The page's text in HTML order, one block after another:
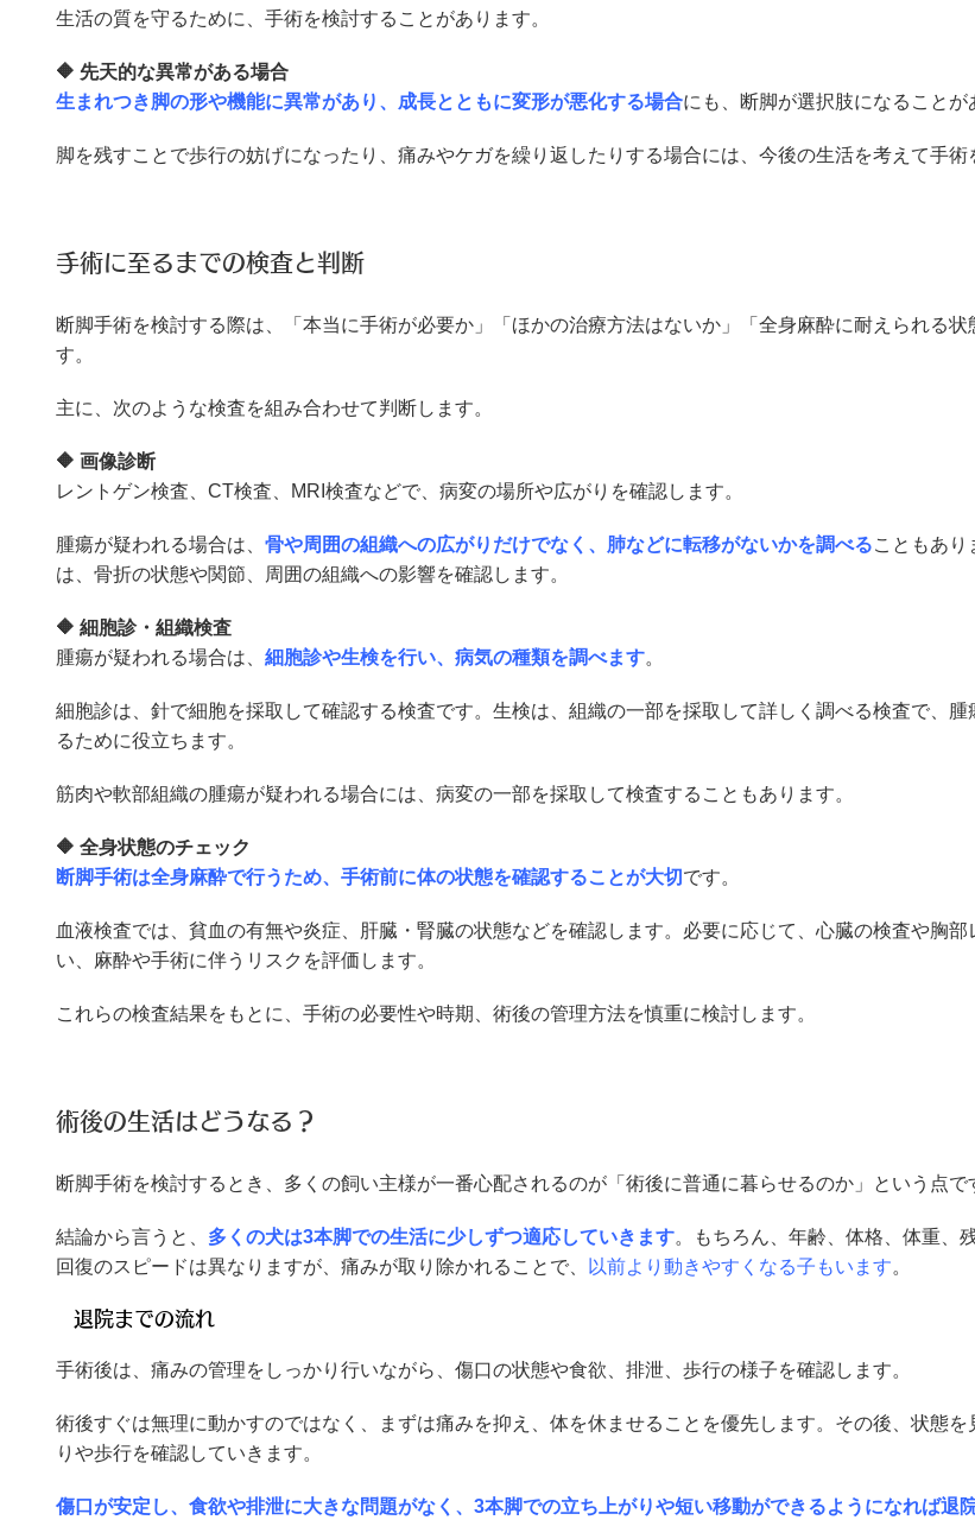
生活の質を守るために、手術を検討することがあります。
🔶 先天的な異常がある場合
生まれつき脚の形や機能に異常があり、成長とともに変形が悪化する場合にも、断脚が選択肢になることが
脚を残すことで歩行の妨げになったり、痛みやケガを繰り返したりする場合には、今後の生活を考えて手術
手術に至るまでの検査と判断
断脚手術を検討する際は、「本当に手術が必要か」「ほかの治療方法はないか」「全身麻酔に耐えられる状
す。
主に、次のような検査を組み合わせて判断します。
🔶 画像診断
レントゲン検査、CT検査、MRI検査などで、病変の場所や広がりを確認します。
腫瘍が疑われる場合は、 骨や周囲の組織への広がりだけでなく、肺などに転移がないかを調べることもあり
は、骨折の状態や関節、周囲の組織への影響を確認します。
🔶 細胞診・組織検査
腫瘍が疑われる場合は、 細胞診や生検を行い、病気の種類を調べます。
細胞診は、針で細胞を採取して確認する検査です。生検は、組織の一部を採取して詳しく調べる検査で、
るために役立ちます。
筋肉や軟部組織の腫瘍が疑われる場合には、病変の一部を採取して検査することもあります。
🔶 全身状態のチェック
断脚手術は全身麻酔で行うため、手術前に体の状態を確認することが大切 です。
血液検査では、貧血の有無や炎症、肝臓・腎臓の状態などを確認します。必要に応じて、心臓の検査や胸
い、麻酔や手術に伴うリスクを評価します。
これらの検査結果をもとに、手術の必要性や時期、術後の管理方法を慎重に検討します。
術後の生活はどうなる？
断脚手術を検討するとき、多くの飼い主様が一番心配されるのが「術後に普通に暮らせるのか」という点で
結論から言うと、 多くの犬は3本脚での生活に少しずつ適応していきます。もちろん、年齢、体格、体重、
回復のスピードは異なりますが、痛みが取り除かれることで、
以前より動きやすくなる子もいます。
退院までの流れ
手術後は、痛みの管理をしっかり行いながら、傷口の状態や食欲、排泄、歩行の様子を確認します。
術後すぐは無理に動かすのではなく、まずは痛みを抑え、体を休ませることを優先します。その後、状態
りや歩行を確認していきます。
傷口が安定し、食欲や排泄に大きな問題がなく、3本脚での立ち上がりや短い移動ができるようになれば退